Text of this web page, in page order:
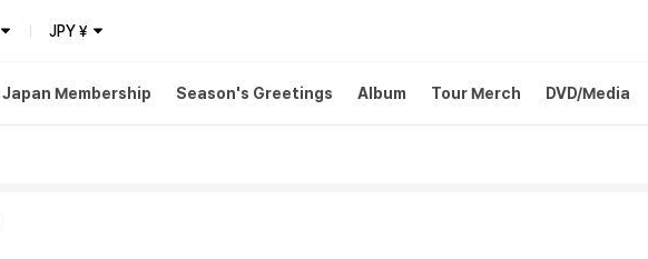
JPY¥
Japan Membership Season's Greetings Album Tour Merch DVD/Media